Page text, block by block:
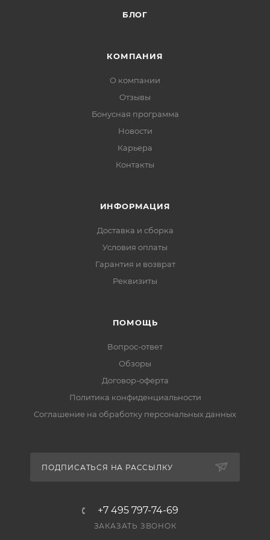
БЛОГ
КОМПАНИЯ
О компании
Отзывы
Бонусная программа
Новости
Карьера
Контакты
ИНФОРМАЦИЯ
Доставка и сборка
Условия оплаты
Гарантия и возврат
Реквизиты
ПОМОЩЬ
Вопрос-ответ
Обзоры
Договор-оферта
Политика конфиденциальности
Соглашение на обработку персональных данных
ПОДПИСАТЬСЯ НА РАССЫЛКУ
+7 495 797-74-69
ЗАКАЗАТЬ ЗВОНОК